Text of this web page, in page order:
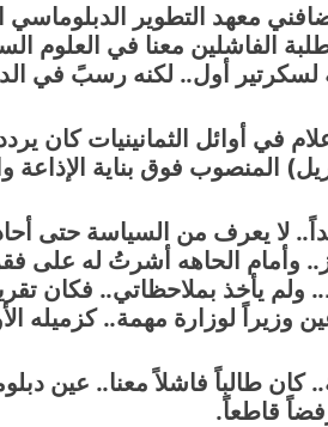
1980 استضافني معهد التطوير
الفاشلين معنا في
لسكرتير أول.. لكنه رسبً في
في أوائل الثمانينيات كان
المنصوب فوق بناية
لا يعرف من السياسة حتى
وأمام الحاهه أشرتُ له
يأخذ بملاحظاتي.. فكان
وزيراً لوزارة مهمة.. كزميله
طالباً فاشلاً معنا.. عين
قاطعاً.